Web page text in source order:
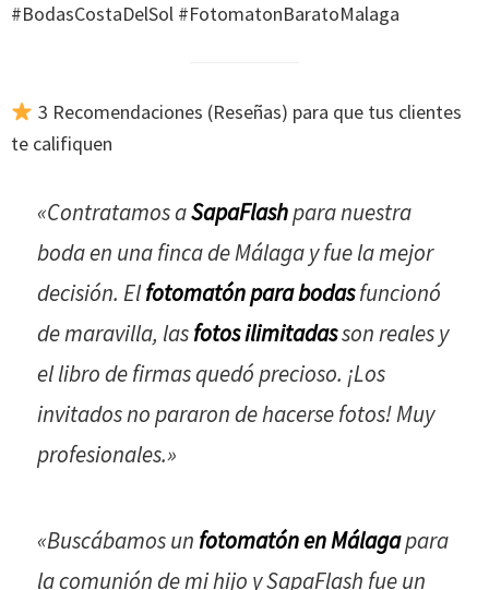
#BodasCostaDelSol #FotomatonBaratoMalaga
3 Recomendaciones (Reseñas) para que tus clientes
te califiquen
«Contratamos aSapaFlashpara nuestra
boda en una finca de Málaga y fue la mejor
decisión. Elfotomatón para bodasfuncionó
de maravilla, lasfotos ilimitadasson reales y
el libro de firmas quedó precioso. ¡Los
invitados no pararon de hacerse fotos! Muy
profesionales.»
«Buscábamos unfotomatón en Málagapara
la comunión de mi hijo y SapaFlash fue un